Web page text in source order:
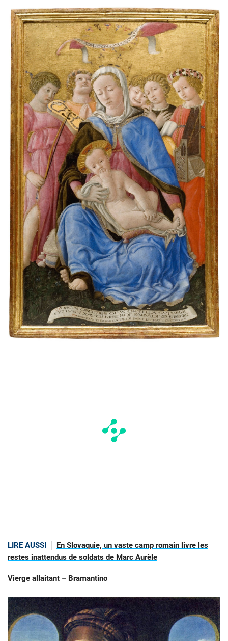
LIRE AUSSI
En Slovaquie, un vaste camp romain livre les
restes inattendus de soldats de Marc Aurèle
Vierge allaitant – Bramantino